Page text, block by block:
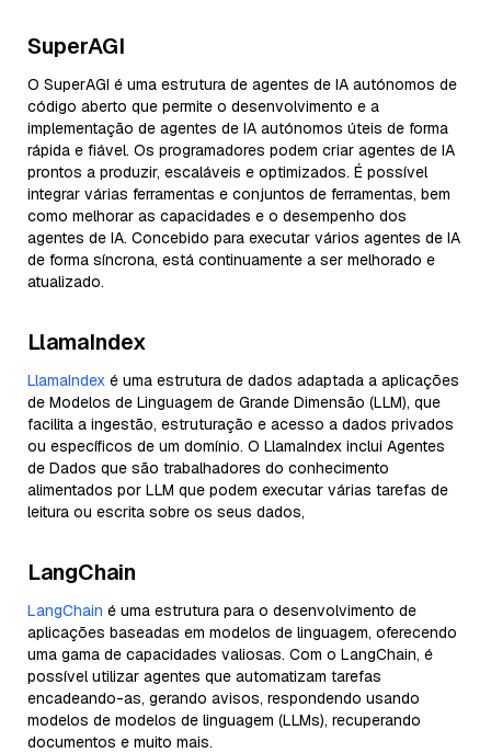
SuperAGI
O SuperAGI é uma estrutura de agentes de IA autónomos de
código aberto que permite o desenvolvimento e a
implementação de agentes de IA autónomos úteis de forma
rápida e fiável. Os programadores podem criar agentes de IA
prontos a produzir, escaláveis e optimizados. É possível
integrar várias ferramentas e conjuntos de ferramentas, bem
como melhorar as capacidades e o desempenho dos
agentes de IA. Concebido para executar vários agentes de IA
de forma síncrona, está continuamente a ser melhorado e
atualizado.
LlamaIndex
LlamaIndex é uma estrutura de dados adaptada a aplicações
de Modelos de Linguagem de Grande Dimensão (LLM), que
facilita a ingestão, estruturação e acesso a dados privados
ou específicos de um domínio. O LlamaIndex inclui Agentes
de Dados que são trabalhadores do conhecimento
alimentados por LLM que podem executar várias tarefas de
leitura ou escrita sobre os seus dados,
LangChain
LangChain é uma estrutura para o desenvolvimento de
aplicações baseadas em modelos de linguagem, oferecendo
uma gama de capacidades valiosas. Com o LangChain, é
possível utilizar agentes que automatizam tarefas
encadeando-as, gerando avisos, respondendo usando
modelos de modelos de linguagem (LLMs), recuperando
documentos e muito mais.